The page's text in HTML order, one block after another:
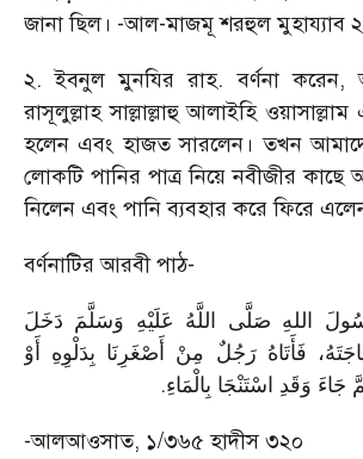
জানা ছিল। -আল-মাজমূ শরহুল মুহায্যাব
২. ইবনুল মুনযির রাহ. বর্ণনা করেন,
রাসূলুল্লাহ সাল্লাল্লাহু আলাইহি
হলেন এবং হাজত সারলেন। তখন
লোকটি পানির পাত্র নিয়ে নবীজীর কাছে
নিলেন এবং পানি ব্যবহার করে ফিরে
বর্ণনাটির আরবী পাঠ-
اللهِ صَلَّى اللَّهُ عَلَيْهِ وَسَلَّمَ دَخَلَ
فَأَتَاهُ رَجُلٌ مِنْ أَصْغَرِنَا بِدَلْوِهِ أَوْ
جَاءَ وَقَدِ اسْتَنْجَا بِالْمَاءِ.
-আলআওসাত, ১/৩৬৫ হাদীস ৩২০